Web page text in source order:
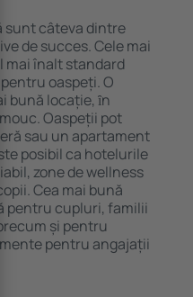
sunt câteva dintre
de succes. Cele mai
mai înalt standard
oaspeți. O
bună locație, ȋn
Oaspeții pot
sau un apartament
posibil ca hotelurile
zone de wellness
Cea mai bună
pentru cupluri, familii
și pentru
pentru angajații